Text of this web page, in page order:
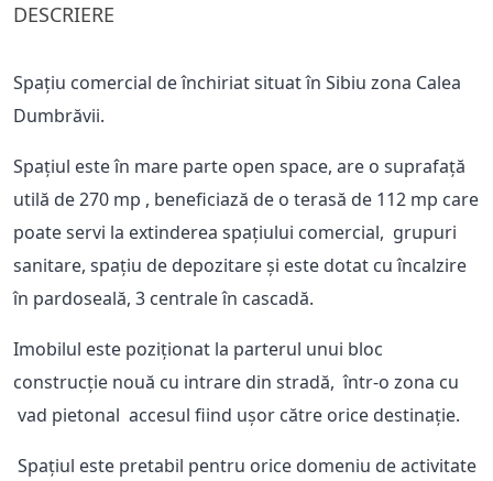
DESCRIERE
Spațiu comercial de închiriat situat în Sibiu zona Calea
Dumbrăvii.
Spațiul este în mare parte open space, are o suprafață
utilă de 270 mp , beneficiază de o terasă de 112 mp care
poate servi la extinderea spațiului comercial, grupuri
sanitare, spațiu de depozitare și este dotat cu încalzire
în pardoseală, 3 centrale în cascadă.
Imobilul este poziționat la parterul unui bloc
construcție nouă cu intrare din stradă, într-o zona cu
vad pietonal accesul fiind ușor către orice destinație.
Spațiul este pretabil pentru orice domeniu de activitate